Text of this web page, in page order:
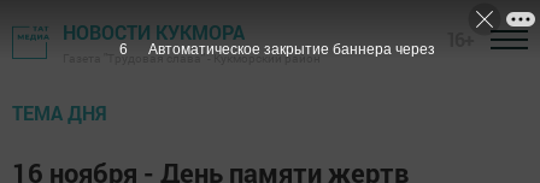
НОВОСТИ КУКМОРА
Газета "Трудовая слава" - Кукморский район
ТЕМА ДНЯ
16 ноября - День памяти жертв
5 Автоматическое закрытие баннера через